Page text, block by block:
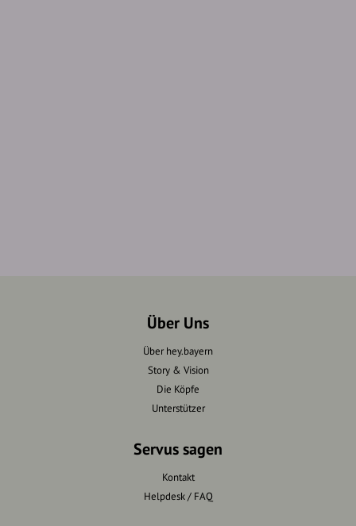
Über Uns
Über hey.bayern
Story & Vision
Die Köpfe
Unterstützer
Servus sagen
Kontakt
Helpdesk / FAQ